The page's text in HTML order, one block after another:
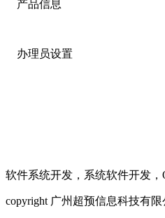
产品信息
办理员设置
软件系统开发，系统软件开发
copyright 广州超预信息科技有限